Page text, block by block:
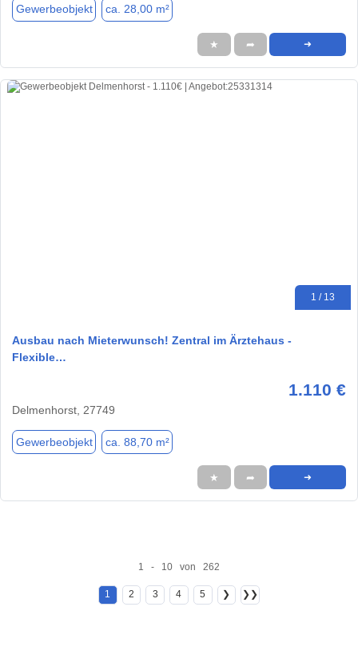
Gewerbeobjekt ca. 28,00 m²
★ ➦ ➜
1 / 13
Ausbau nach Mieterwunsch! Zentral im Ärztehaus -
Flexible…
1.110 €
Delmenhorst, 27749
Gewerbeobjekt ca. 88,70 m²
★ ➦ ➜
1 - 10 von 262
1 2 3 4 5 ❯ ❯❯